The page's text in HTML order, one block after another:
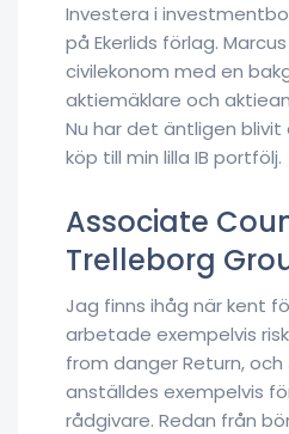
Investera i
på Ekerlids förlag.
civilekonom med en
aktiemäklare och
Nu har det äntligen
köp till min lilla IB portfölj.
Associate
Trelleborg
Jag finns ihåg när kent
arbetade exempelvis
from danger Return,
anställdes exempelvis
rådgivare. Redan från